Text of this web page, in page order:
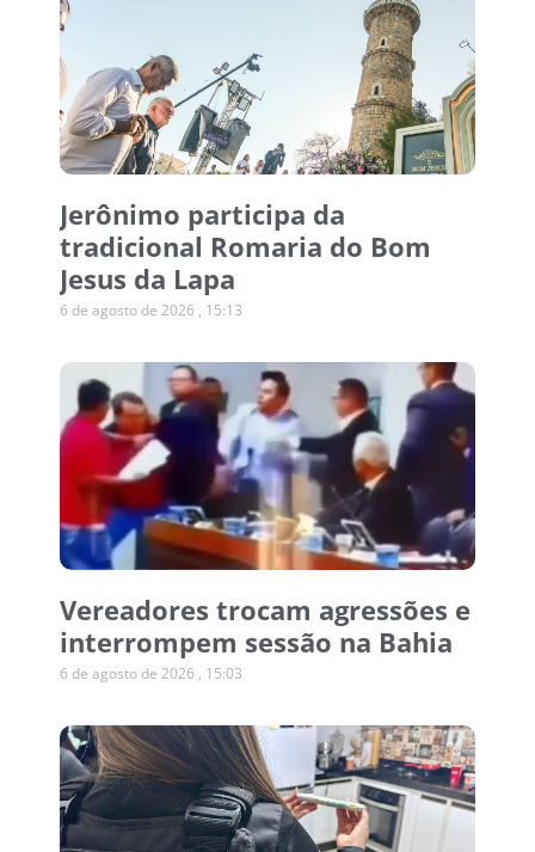
Jerônimo participa da
tradicional Romaria do Bom
Jesus da Lapa
6 de agosto de 2026 15:13
Vereadores trocam agressões e
interrompem sessão na Bahia
6 de agosto de 2026 15:03